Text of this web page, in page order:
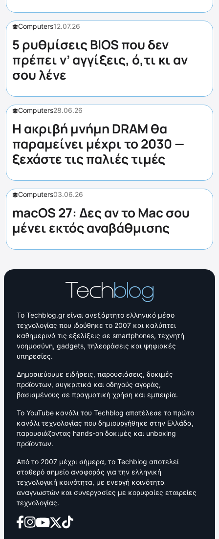
Computers12.07.26
5 ρυθμίσεις BIOS που δεν
πρέπει ν’ αγγίξεις, ό,τι κι αν
σου λένε
Computers28.06.26
Η ακριβή μνήμη DRAM θα
παραμείνει μέχρι το 2030 —
ξεχάστε τις παλιές τιμές
Computers03.06.26
macOS 27: Δες αν το Mac σου
μένει εκτός αναβάθμισης
Το Techblog.gr είναι ανεξάρτητο ελληνικό μέσο
τεχνολογίας που ιδρύθηκε το 2007 και καλύπτει
καθημερινά τις εξελίξεις σε smartphones, τεχνητή
νοημοσύνη, gadgets, τηλεοράσεις και ψηφιακές
υπηρεσίες.
Δημοσιεύουμε ειδήσεις, παρουσιάσεις, δοκιμές
προϊόντων, συγκριτικά και οδηγούς αγοράς,
βασισμένους σε πραγματική χρήση και εμπειρία.
Το YouTube κανάλι του Techblog αποτέλεσε το πρώτο
κανάλι τεχνολογίας που δημιουργήθηκε στην Ελλάδα,
παρουσιάζοντας hands-on δοκιμές και unboxing
προϊόντων.
Από το 2007 μέχρι σήμερα, το Techblog αποτελεί
σταθερό σημείο αναφοράς για την ελληνική
τεχνολογική κοινότητα, με ενεργή κοινότητα
αναγνωστών και συνεργασίες με κορυφαίες εταιρείες
τεχνολογίας.